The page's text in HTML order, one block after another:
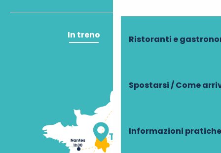
Ristoranti e
Spostarsi / Come
Informazioni pratiche
In treno In aereo